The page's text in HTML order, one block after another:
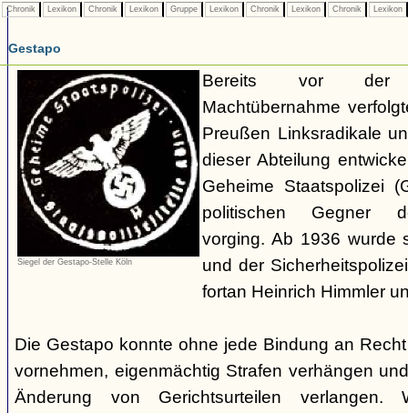
Chronik Lexikon Chronik Lexikon Gruppe Lexikon Chronik Lexikon Chronik Lexikon
Gestapo
Siegel der Gestapo-Stelle Köln
Bereits vor der
Machtübernahme
Preußen Linksradikale
dieser Abteilung
Geheime Staatspolizei
politischen Gegner
vorging. Ab 1936 wurde
und der
fortan Heinrich Himmler
Die Gestapo konnte ohne jede Bindung an
vornehmen, eigenmächtig Strafen verhängen
Änderung von Gerichtsurteilen verlangen.